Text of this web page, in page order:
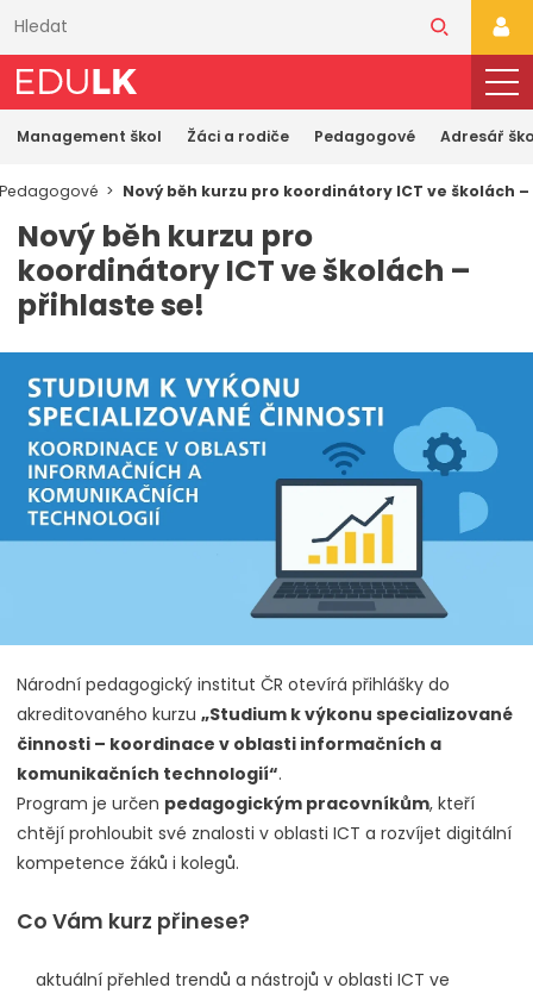
obsahu
Management škol Žáci a rodiče Pedagogové Adresář
Pedagogové Nový běh kurzu pro koordinátory ICT ve školách
Nový běh kurzu pro
koordinátory ICT ve školách –
přihlaste se!
Národní pedagogický institut ČR otevírá přihlášky do
akreditovaného kurzu „Studium k výkonu specializované
činnosti – koordinace v oblasti informačních a
komunikačních technologií“.
Program je určen pedagogickým pracovníkům, kteří
chtějí prohloubit své znalosti v oblasti ICT a rozvíjet digitální
kompetence žáků i kolegů.
Co Vám kurz přinese?
aktuální přehled trendů a nástrojů v oblasti ICT ve